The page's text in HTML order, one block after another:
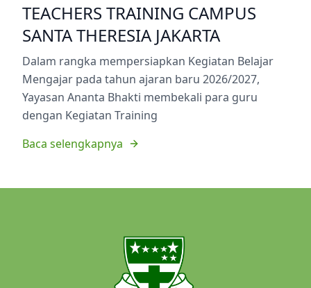
TEACHERS TRAINING CAMPUS
SANTA THERESIA JAKARTA
Dalam rangka mempersiapkan Kegiatan Belajar
Mengajar pada tahun ajaran baru 2026/2027,
Yayasan Ananta Bhakti membekali para guru
dengan Kegiatan Training
Baca selengkapnya